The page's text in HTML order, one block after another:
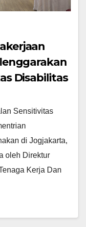
Disabilitas
Sensitivitas
di Jogjakarta,
oleh Direktur
Kerja Dan